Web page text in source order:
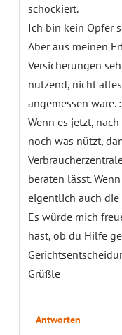
schockiert.
Ich bin kein Opfer
Aber aus meinen
Versicherungen
nutzend, nicht
angemessen wäre.
Wenn es jetzt,
noch was nützt,
beraten lässt.
eigentlich auch die
Es würde mich
hast, ob du Hilfe
Grüßle
Antworten